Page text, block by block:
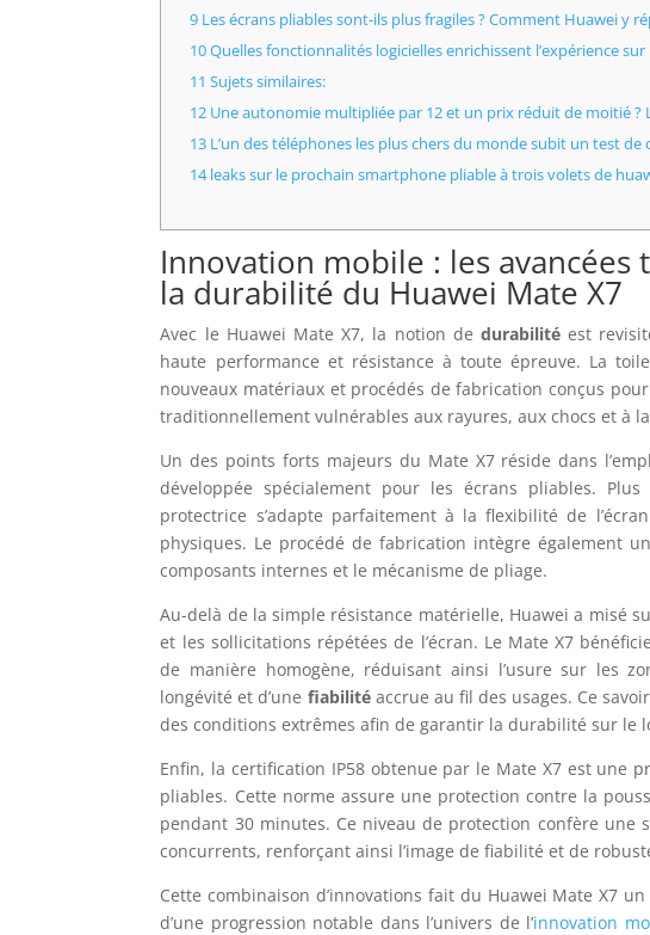
9 Les écrans pliables sont-ils plus fragiles ? Comment Huawei y
10 Quelles fonctionnalités logicielles enrichissent l’expérience sur
11 Sujets similaires:
12 Une autonomie multipliée par 12 et un prix réduit de moitié ?
13 L’un des téléphones les plus chers du monde subit un test
14 leaks sur le prochain smartphone pliable à trois volets de
Innovation mobile : les
la durabilité du Huawei Mate X7
Avec le Huawei Mate X7, la notion dedurabilité est
haute performance et résistance à toute épreuve. La
nouveaux matériaux et procédés de fabrication conçus
traditionnellement vulnérables aux rayures, aux chocs et à
Un des points forts majeurs du Mate X7 réside dans
développée spécialement pour les écrans pliables.
protectrice s’adapte parfaitement à la flexibilité de
physiques. Le procédé de fabrication intègre également
composants internes et le mécanisme de pliage.
Au-delà de la simple résistance matérielle, Huawei a misé
et les sollicitations répétées de l’écran. Le Mate X7
de manière homogène, réduisant ainsi l’usure sur les
longévité et d’une fiabilitéaccrue au fil des usages. Ce
des conditions extrêmes afin de garantir la durabilité sur le
Enfin, la certification IP58 obtenue par le Mate X7 est une
pliables. Cette norme assure une protection contre la
pendant 30 minutes. Ce niveau de protection confère une
concurrents, renforçant ainsi l’image de fiabilité et de
Cette combinaison d’innovations fait du Huawei Mate X7
d’une progression notable dans l’univers de l’innovation